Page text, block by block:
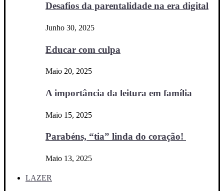
Desafios da parentalidade na era digital
Junho 30, 2025
Educar com culpa
Maio 20, 2025
A importância da leitura em família
Maio 15, 2025
Parabéns, “tia” linda do coração!
Maio 13, 2025
LAZER